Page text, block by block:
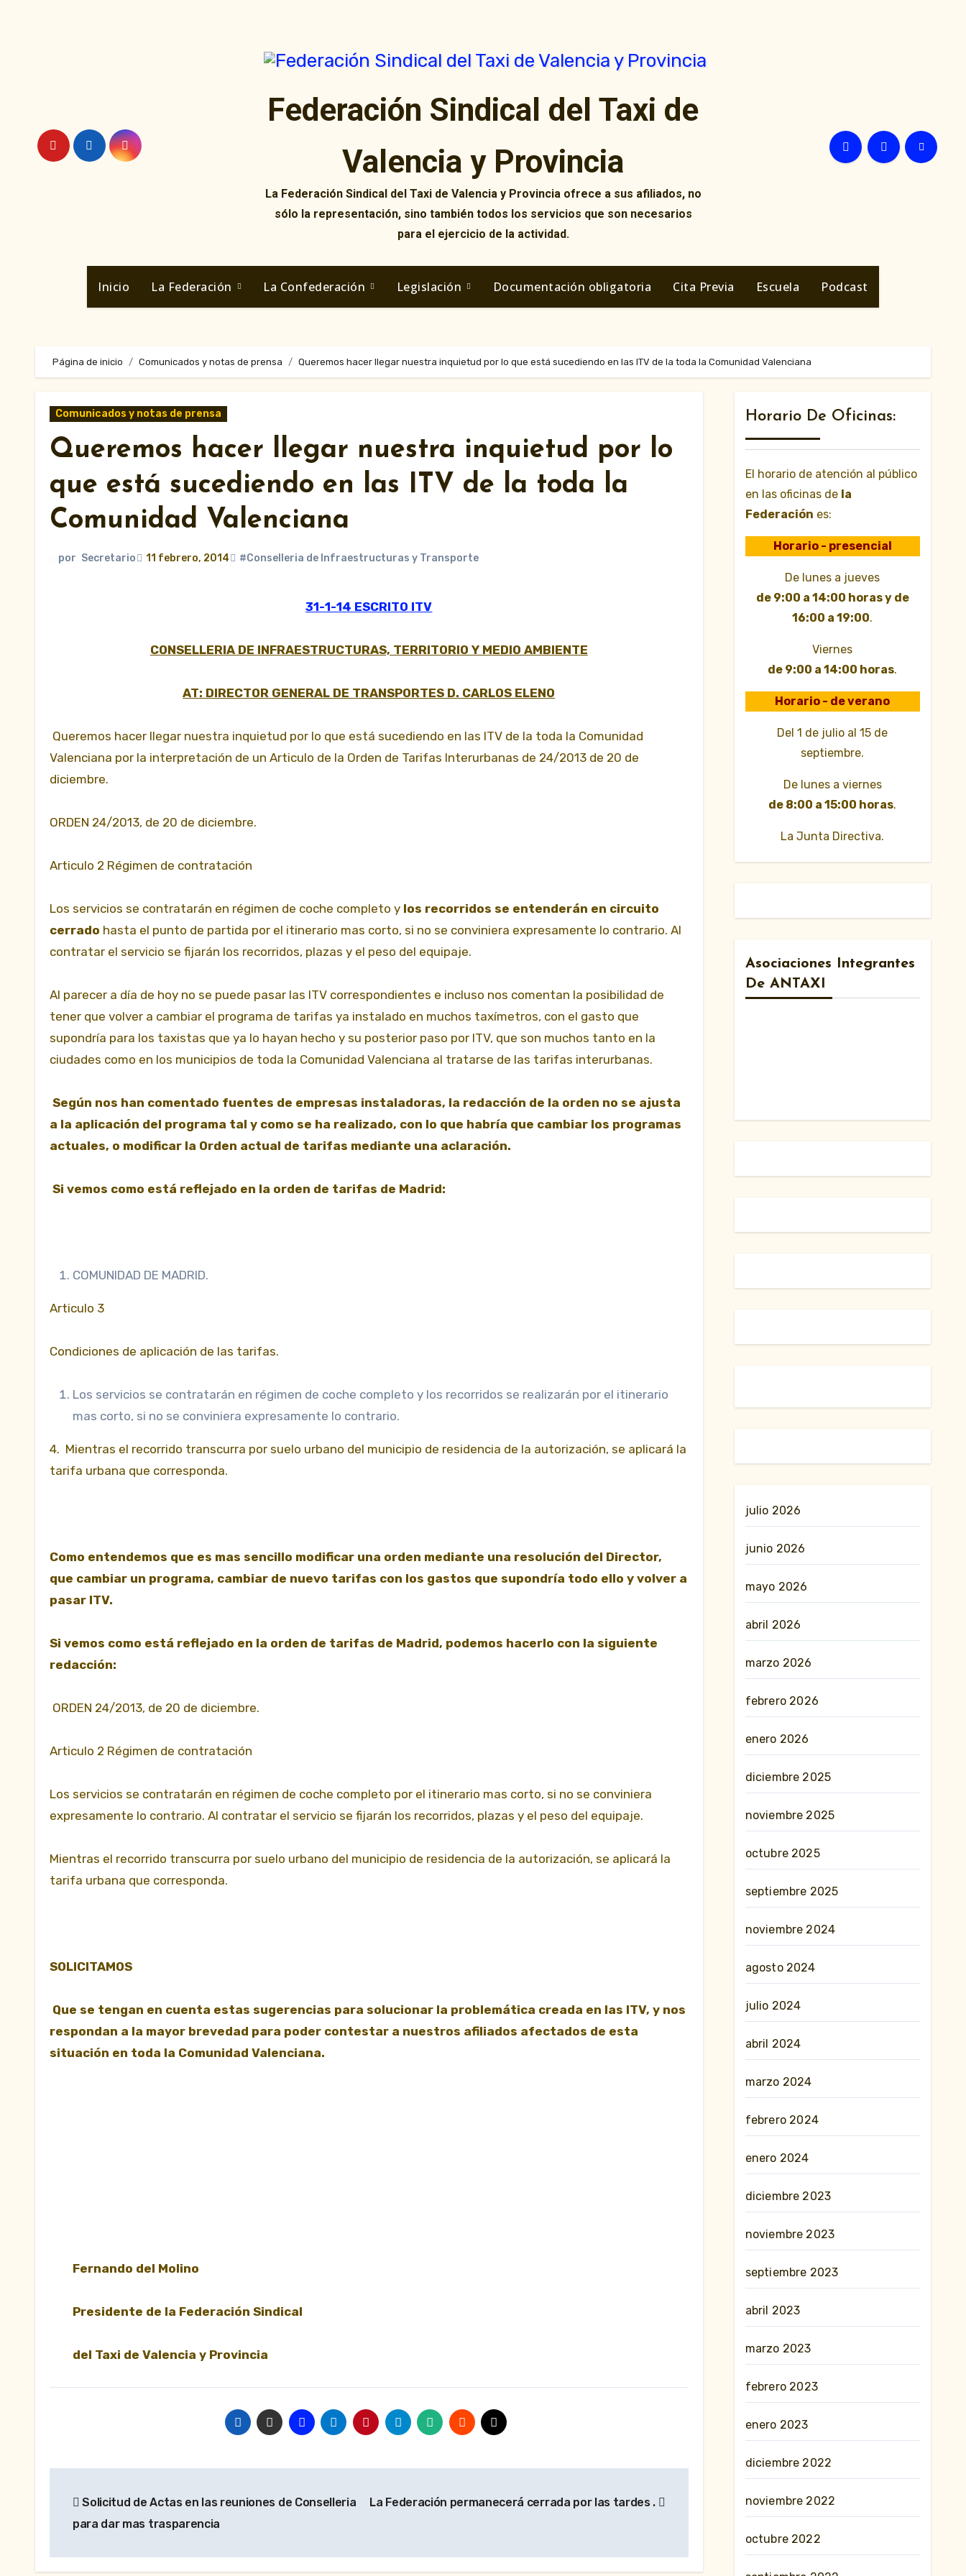
Federación Sindical del Taxi de
Valencia y Provincia
La Federación Sindical del Taxi de Valencia y Provincia ofrece a sus afiliados, no
sólo la representación, sino también todos los servicios que son necesarios
para el ejercicio de la actividad.
Inicio La Federación La Confederación Legislación Documentación obligatoria Cita Previa Escuela Podcast
Página de inicio Comunicados y notas de prensa Queremos hacer llegar nuestra inquietud por lo que está sucediendo en las ITV de la toda la Comunidad Valenciana
Comunicados y notas de prensa
Queremos hacer llegar nuestra inquietud por lo
que está sucediendo en las ITV de la toda la
Comunidad Valenciana
por Secretario 11 febrero, 2014 #Conselleria de Infraestructuras y Transporte
31-1-14 ESCRITO ITV
CONSELLERIA DE INFRAESTRUCTURAS, TERRITORIO Y MEDIO AMBIENTE
AT: DIRECTOR GENERAL DE TRANSPORTES D. CARLOS ELENO
Queremos hacer llegar nuestra inquietud por lo que está sucediendo en las ITV de la toda la Comunidad
Valenciana por la interpretación de un Articulo de la Orden de Tarifas Interurbanas de 24/2013 de 20 de
diciembre.
ORDEN 24/2013, de 20 de diciembre.
Articulo 2 Régimen de contratación
Los servicios se contratarán en régimen de coche completo y los recorridos se entenderán en circuito
cerrado hasta el punto de partida por el itinerario mas corto, si no se conviniera expresamente lo contrario. Al
contratar el servicio se fijarán los recorridos, plazas y el peso del equipaje.
Al parecer a día de hoy no se puede pasar las ITV correspondientes e incluso nos comentan la posibilidad de
tener que volver a cambiar el programa de tarifas ya instalado en muchos taxímetros, con el gasto que
supondría para los taxistas que ya lo hayan hecho y su posterior paso por ITV, que son muchos tanto en la
ciudades como en los municipios de toda la Comunidad Valenciana al tratarse de las tarifas interurbanas.
Según nos han comentado fuentes de empresas instaladoras, la redacción de la orden no se ajusta
a la aplicación del programa tal y como se ha realizado, con lo que habría que cambiar los programas
actuales, o modificar la Orden actual de tarifas mediante una aclaración.
Si vemos como está reflejado en la orden de tarifas de Madrid:
COMUNIDAD DE MADRID.
Articulo 3
Condiciones de aplicación de las tarifas.
Los servicios se contratarán en régimen de coche completo y los recorridos se realizarán por el itinerario
mas corto, si no se conviniera expresamente lo contrario.
4. Mientras el recorrido transcurra por suelo urbano del municipio de residencia de la autorización, se aplicará la
tarifa urbana que corresponda.
Como entendemos que es mas sencillo modificar una orden mediante una resolución del Director,
que cambiar un programa, cambiar de nuevo tarifas con los gastos que supondría todo ello y volver a
pasar ITV.
Si vemos como está reflejado en la orden de tarifas de Madrid, podemos hacerlo con la siguiente
redacción:
ORDEN 24/2013, de 20 de diciembre.
Articulo 2 Régimen de contratación
Los servicios se contratarán en régimen de coche completo por el itinerario mas corto, si no se conviniera
expresamente lo contrario. Al contratar el servicio se fijarán los recorridos, plazas y el peso del equipaje.
Mientras el recorrido transcurra por suelo urbano del municipio de residencia de la autorización, se aplicará la
tarifa urbana que corresponda.
SOLICITAMOS
Que se tengan en cuenta estas sugerencias para solucionar la problemática creada en las ITV, y nos
respondan a la mayor brevedad para poder contestar a nuestros afiliados afectados de esta
situación en toda la Comunidad Valenciana.
Fernando del Molino
Presidente de la Federación Sindical
del Taxi de Valencia y Provincia
de Solicitud de Actas en las reuniones de Conselleria
para dar mas trasparencia
La Federación permanecerá cerrada por las tardes .
Horario De Oficinas:
El horario de atención al público
en las oficinas de la
Federación es:
Horario - presencial
De lunes a jueves
de 9:00 a 14:00 horas y de
16:00 a 19:00.
Viernes
de 9:00 a 14:00 horas.
Horario - de verano
Del 1 de julio al 15 de
septiembre.
De lunes a viernes
de 8:00 a 15:00 horas.
La Junta Directiva.
Asociaciones Integrantes
De ANTAXI
julio 2026
junio 2026
mayo 2026
abril 2026
marzo 2026
febrero 2026
enero 2026
diciembre 2025
noviembre 2025
octubre 2025
septiembre 2025
noviembre 2024
agosto 2024
julio 2024
abril 2024
marzo 2024
febrero 2024
enero 2024
diciembre 2023
noviembre 2023
septiembre 2023
abril 2023
marzo 2023
febrero 2023
enero 2023
diciembre 2022
noviembre 2022
octubre 2022